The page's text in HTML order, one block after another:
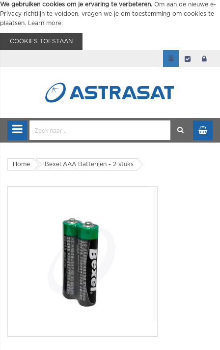
We gebruiken cookies om je ervaring te verbeteren. Om aan de nieuwe e-
Privacy richtlijn te voldoen, vragen we je om toestemming om cookies te
plaatsen.
Learn more.
COOKIES TOESTAAN
Home Bexel AAA Batterijen - 2 stuks